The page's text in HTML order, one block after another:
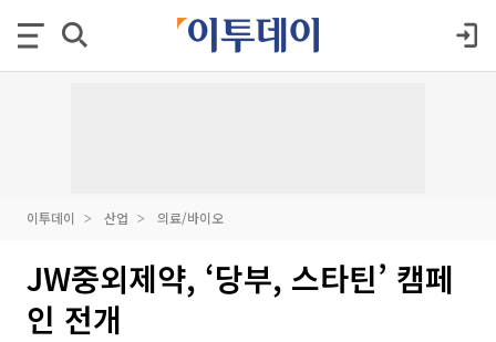
이투데이 산업 의료/바이오
JW중외제약, ‘당부, 스타틴’ 캠페
인 전개